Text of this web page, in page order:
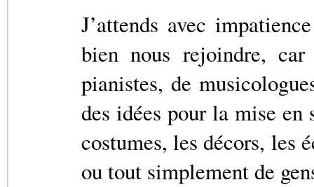
J’attends avec
bien nous rejoindre,
pianistes, de
des idées pour la mise en
costumes, les décors, les
ou tout simplement de